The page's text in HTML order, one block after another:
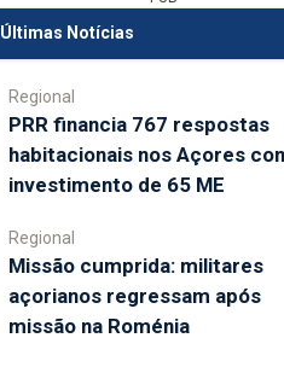
Últimas Notícias
Regional
PRR financia 767 respostas
habitacionais nos Açores
investimento de 65 ME
Regional
Missão cumprida: militares
açorianos regressam após
missão na Roménia